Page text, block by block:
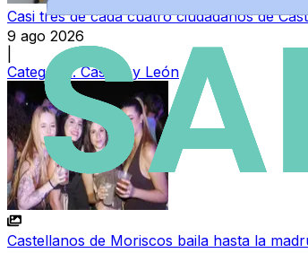
Casi tres de cada cuatro ciudadanos de
9 ago 2026
Categoría:Castilla y León
Castellanos de Moriscos baila hasta la